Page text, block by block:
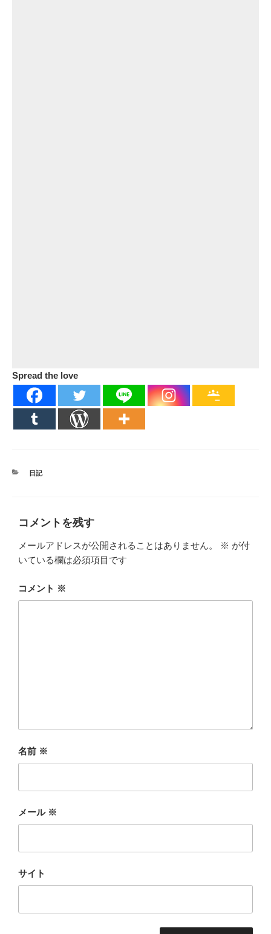
Spread the love
カ
日記
コメントを残す
メールアドレスが公開されることはありません。 ※ が付
いている欄は必須項目です
コメント ※
名前 ※
メール ※
サイト